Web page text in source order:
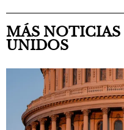
MÁS NOTICIAS
UNIDOS